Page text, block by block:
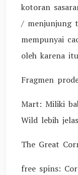
kotoran
/ menjunjung
mempunyai
oleh karena
Fragmen
Mart: Miliki
Wild lebih
The Great
free spins: